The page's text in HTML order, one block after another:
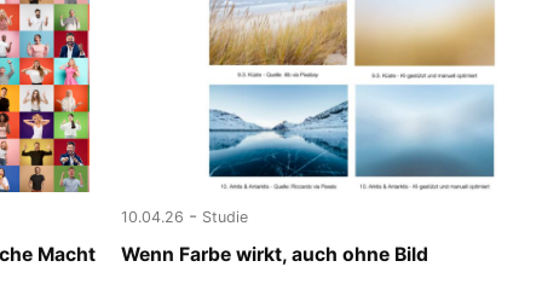
Macht
10.04.26 - Studie
Wenn Farbe wirkt, auch ohne Bild